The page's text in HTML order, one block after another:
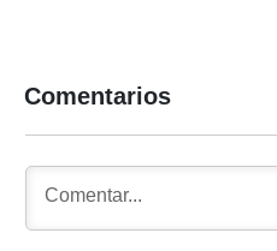
Comentarios